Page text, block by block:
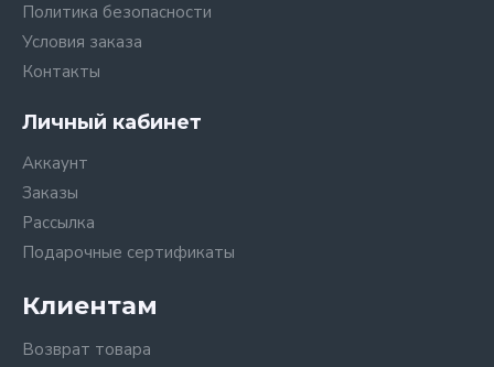
Политика безопасности
Условия заказа
Контакты
Личный кабинет
Аккаунт
Заказы
Рассылка
Подарочные сертификаты
Клиентам
Возврат товара